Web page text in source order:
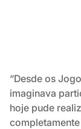
“Desde os
imaginava
hoje pude